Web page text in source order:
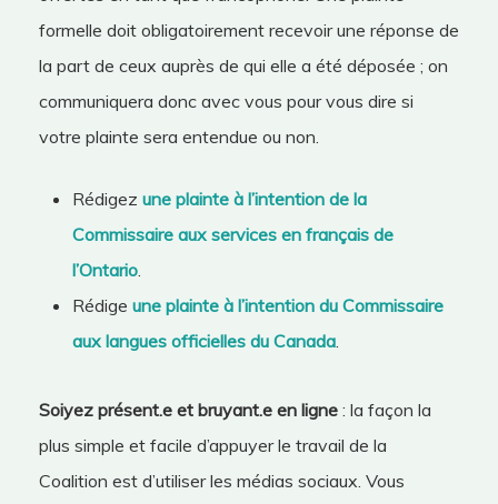
formelle doit obligatoirement recevoir une réponse de
la part de ceux auprès de qui elle a été déposée ; on
communiquera donc avec vous pour vous dire si
votre plainte sera entendue ou non.
Rédigez une plainte à l’intention de la
Commissaire aux services en français de
l’Ontario.
Rédige une plainte à l’intention du Commissaire
aux langues officielles du Canada.
Soiyez présent.e et bruyant.e en ligne: la façon la
plus simple et facile d’appuyer le travail de la
Coalition est d’utiliser les médias sociaux. Vous